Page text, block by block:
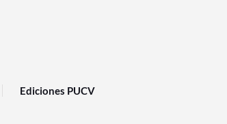
Ediciones PUCV